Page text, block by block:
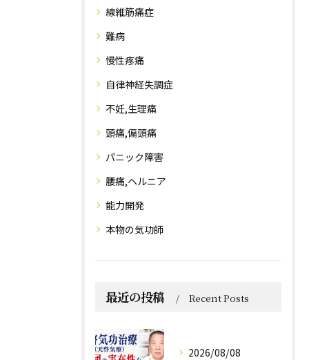
線維筋痛症
難病
慢性疼痛
自律神経失調症
不妊,生理痛
頭痛,偏頭痛
パニック障害
腰痛,ヘルニア
能力開発
本物の気功師
最近の投稿 Recent Posts
2026/08/08